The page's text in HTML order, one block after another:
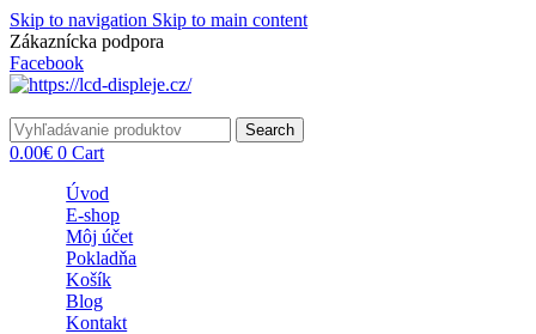
Skip to navigation Skip to main content
Zákaznícka podpora
Facebook
Search
0.00€ 0 Cart
Úvod
E-shop
Môj účet
Pokladňa
Košík
Blog
Kontakt